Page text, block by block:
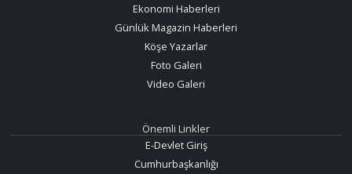
Ekonomi Haberleri
Günlük Magazin Haberleri
Köşe Yazarlar
Foto Galeri
Video Galeri
Önemli Linkler
E-Devlet Giriş
Cumhurbaşkanlığı